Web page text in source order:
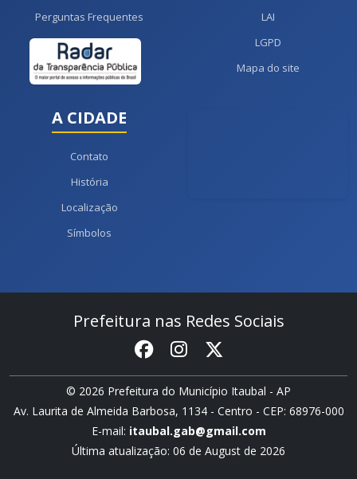
Perguntas Frequentes
LAI
LGPD
Mapa do site
A CIDADE
Contato
História
Localização
Símbolos
Prefeitura nas Redes Sociais
© 2026 Prefeitura do Município Itaubal - AP
Av. Laurita de Almeida Barbosa, 1134 - Centro - CEP: 68976-000
E-mail: itaubal.gab@gmail.com
Última atualização: 06 de August de 2026